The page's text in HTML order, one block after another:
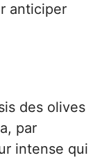
anticiper
des olives
par
intense qui